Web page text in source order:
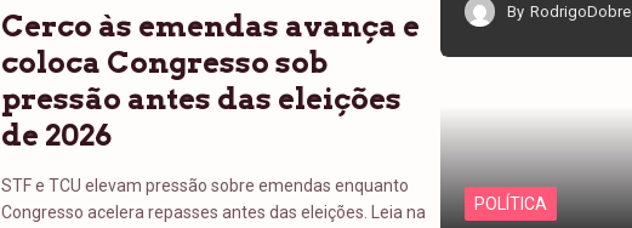
Cerco às emendas avança e
coloca Congresso sob
pressão antes das eleições
de 2026
STF e TCU elevam pressão sobre emendas enquanto
Congresso acelera repasses antes das eleições. Leia na
By RodrigoDobre
POLÍTICA